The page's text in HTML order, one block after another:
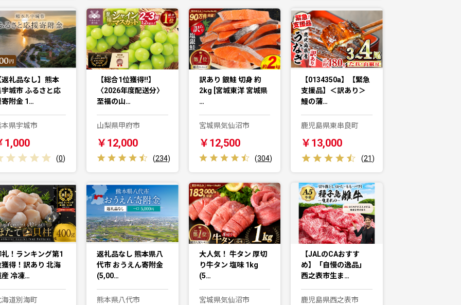
返礼品なし】熊本
宇城市 ふるさと応
寄附金 1…
本県宇城市
1,000
(0)
【総合1位獲得!!】
〈2026年度配送分〉
至福の山…
山梨県甲府市
￥12,000
(234)
訳あり 銀鮭 切身 約
2kg [宮城東洋 宮城県
…
宮城県気仙沼市
￥12,500
(304)
【0134350a】【緊急
支援品】＜訳あり＞
鰻の蒲…
鹿児島県東串良町
￥13,000
(21)
礼！ランキング第1
獲得！訳あり 北海
産 冷凍…
海道別海町
返礼品なし 熊本県八
代市 おうえん寄附金
(5,00…
熊本県八代市
大人気！ 牛タン 厚切
り牛タン 塩味 1kg
(5…
宮城県気仙沼市
【JALのCAおすす
め】「自慢の逸品」
西之表市生ま…
鹿児島県西之表市